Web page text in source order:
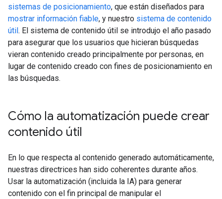
sistemas de posicionamiento, que están diseñados para
mostrar información fiable, y nuestro sistema de contenido
útil. El sistema de contenido útil se introdujo el año pasado
para asegurar que los usuarios que hicieran búsquedas
vieran contenido creado principalmente por personas, en
lugar de contenido creado con fines de posicionamiento en
las búsquedas.
Cómo la automatización puede crear
contenido útil
En lo que respecta al contenido generado automáticamente,
nuestras directrices han sido coherentes durante años.
Usar la automatización (incluida la IA) para generar
contenido con el fin principal de manipular el